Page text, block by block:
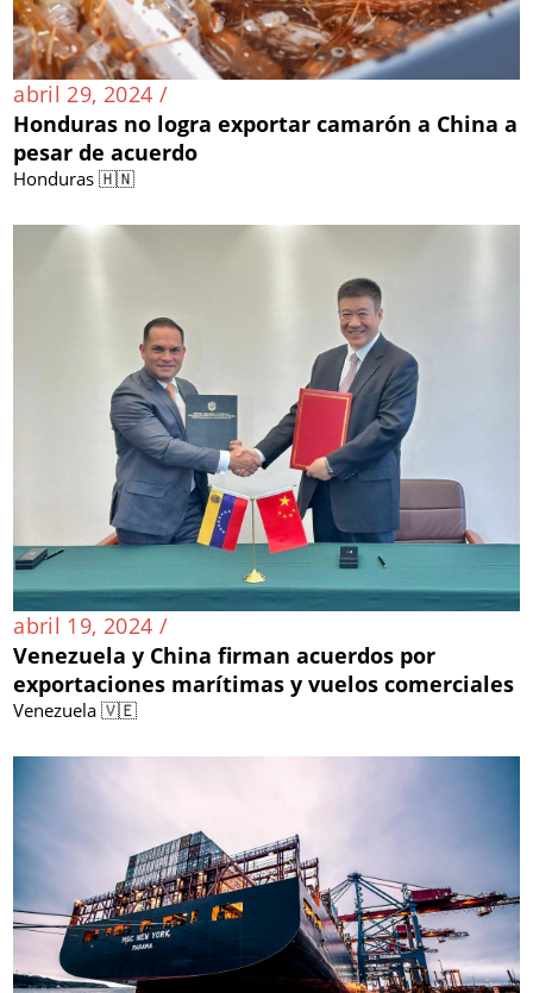
abril 29, 2024 /
Honduras no logra exportar camarón a China a
pesar de acuerdo
Honduras 🇭🇳
abril 19, 2024 /
Venezuela y China firman acuerdos por
exportaciones marítimas y vuelos comerciales
Venezuela 🇻🇪